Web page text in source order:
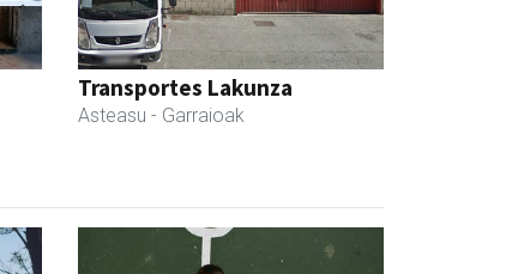
Transportes Lakunza
Asteasu - Garraioak